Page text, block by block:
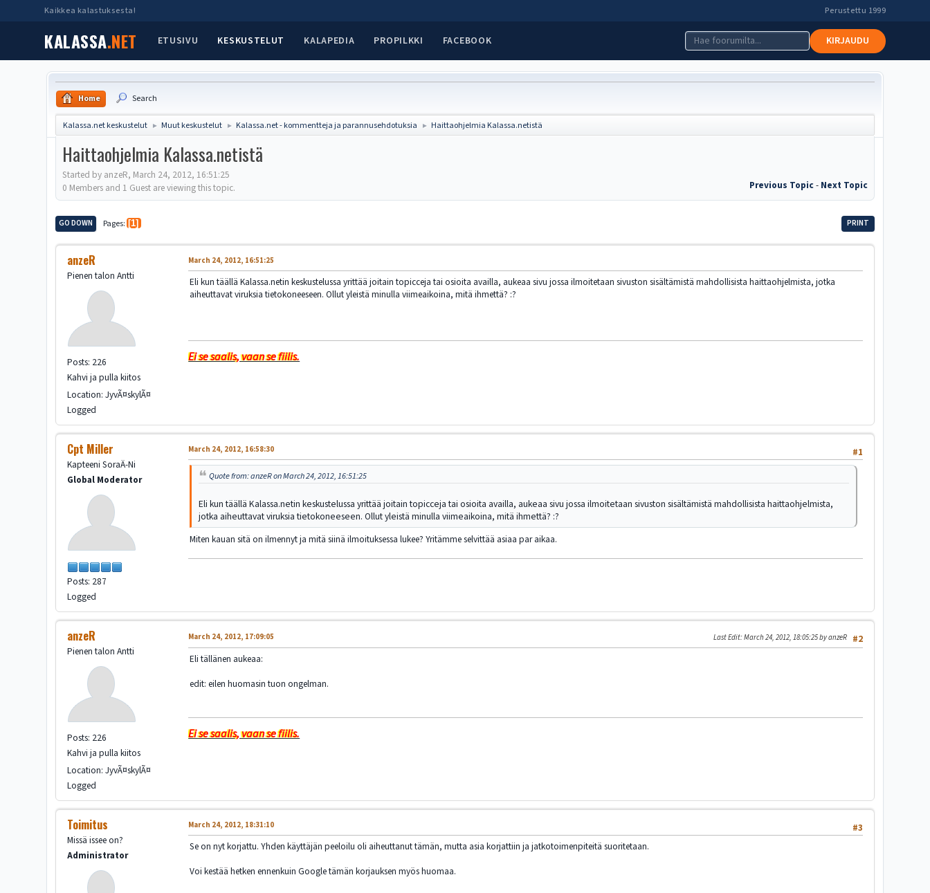
Kaikkea kalastuksesta! Perustettu 1999
KALASSA.NET ETUSIVU KESKUSTELUT KALAPEDIA PROPILKKI FACEBOOK KIRJAUDU
Home Search
Kalassa.net keskustelut ► Muut keskustelut ► Kalassa.net - kommentteja ja parannusehdotuksia ► Haittaohjelmia Kalassa.netistä
Haittaohjelmia Kalassa.netistä
Started by anzeR, March 24, 2012, 16:51:25
Previous Topic- Next Topic
0 Members and 1 Guest are viewing this topic.
PRINT
GO DOWN Pages 1
anzeR
Pienen talon Antti
Posts: 226
Kahvi ja pulla kiitos
Location: JyvÃ¤skylÃ¤
Logged
March 24, 2012, 16:51:25
Eli kun täällä Kalassa.netin keskustelussa yrittää joitain topicceja tai osioita availla, aukeaa sivu jossa ilmoitetaan sivuston sisältämistä mahdollisista haittaohjelmista, jotka
aiheuttavat viruksia tietokoneeseen. Ollut yleistä minulla viimeaikoina, mitä ihmettä? :?
Ei se saalis, vaan se fiilis.
Cpt Miller
Kapteeni SoraÄ-Ni
Global Moderator
Posts: 287
Logged
#1
March 24, 2012, 16:58:30
Quote from: anzeR on March 24, 2012, 16:51:25
Eli kun täällä Kalassa.netin keskustelussa yrittää joitain topicceja tai osioita availla, aukeaa sivu jossa ilmoitetaan sivuston sisältämistä mahdollisista haittaohjelmista,
jotka aiheuttavat viruksia tietokoneeseen. Ollut yleistä minulla viimeaikoina, mitä ihmettä? :?
Miten kauan sitä on ilmennyt ja mitä siinä ilmoituksessa lukee? Yritämme selvittää asiaa par aikaa.
anzeR
Pienen talon Antti
Posts: 226
Kahvi ja pulla kiitos
Location: JyvÃ¤skylÃ¤
Logged
#2
March 24, 2012, 17:09:05 Last Edit: March 24, 2012, 18:05:25 by anzeR
Eli tällänen aukeaa:
edit: eilen huomasin tuon ongelman.
Ei se saalis, vaan se fiilis.
Toimitus
Missä issee on?
Administrator
#3
March 24, 2012, 18:31:10
Se on nyt korjattu. Yhden käyttäjän peeloilu oli aiheuttanut tämän, mutta asia korjattiin ja jatkotoimenpiteitä suoritetaan.
Voi kestää hetken ennenkuin Google tämän korjauksen myös huomaa.